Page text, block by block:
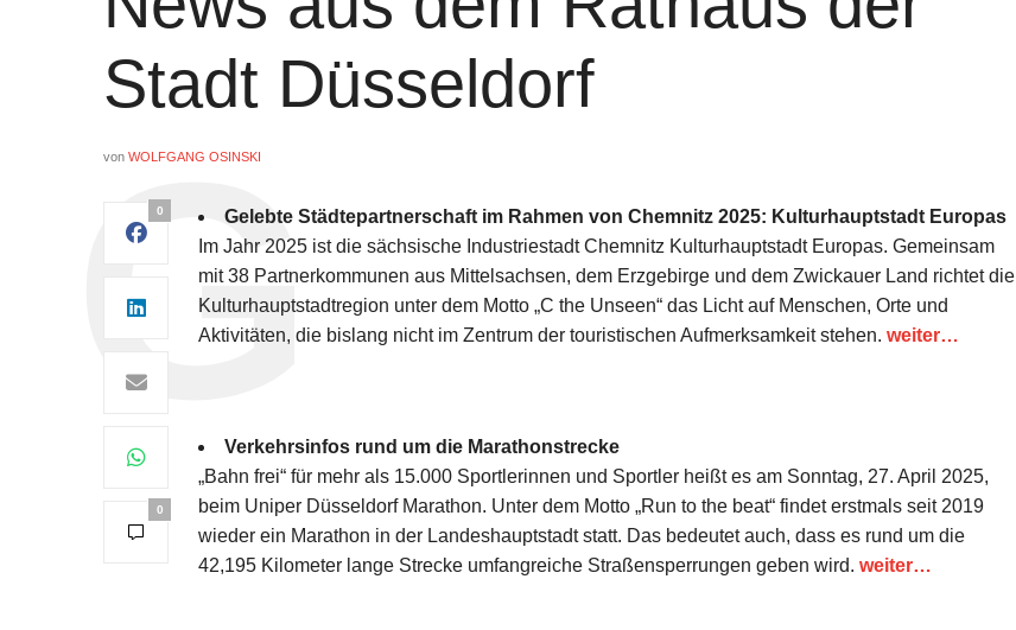
Stadt Düsseldorf
von WOLFGANG OSINSKI
0
0
Gelebte Städtepartnerschaft im Rahmen von Chemnitz 2025: Kulturhauptstadt Europas
Im Jahr 2025 ist die sächsische Industriestadt Chemnitz Kulturhauptstadt Europas. Gemeinsam
mit 38 Partnerkommunen aus Mittelsachsen, dem Erzgebirge und dem Zwickauer Land richtet die
Kulturhauptstadtregion unter dem Motto „C the Unseen“ das Licht auf Menschen, Orte und
Aktivitäten, die bislang nicht im Zentrum der touristischen Aufmerksamkeit stehen. weiter…
Verkehrsinfos rund um die Marathonstrecke
„Bahn frei“ für mehr als 15.000 Sportlerinnen und Sportler heißt es am Sonntag, 27. April 2025,
beim Uniper Düsseldorf Marathon. Unter dem Motto „Run to the beat“ findet erstmals seit 2019
wieder ein Marathon in der Landeshauptstadt statt. Das bedeutet auch, dass es rund um die
42,195 Kilometer lange Strecke umfangreiche Straßensperrungen geben wird. weiter…